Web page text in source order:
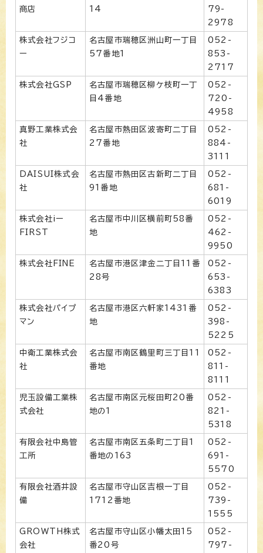
商店
14
79-
2978
株式会社フジコ
ー
名古屋市瑞穂区洲山町一丁目
57番地1
052-
853-
2717
株式会社GSP
名古屋市瑞穂区柳ケ枝町一丁
目4番地
052-
720-
4958
真野工業株式会
社
名古屋市熱田区波寄町二丁目
27番地
052-
884-
3111
DAISUI株式会
社
名古屋市熱田区古新町二丁目
91番地
052-
681-
6019
株式会社iー
FIRST
名古屋市中川区横前町58番
地
052-
462-
9950
株式会社FINE
名古屋市港区津金二丁目11番
28号
052-
653-
6383
株式会社パイプ
マン
名古屋市港区六軒家1431番
地
052-
398-
5225
中衛工業株式会
社
名古屋市南区鶴里町三丁目11
番地
052-
811-
8111
児玉設備工業株
式会社
名古屋市南区元桜田町20番
地の1
052-
821-
5318
有限会社中島管
工所
名古屋市南区五条町二丁目1
番地の163
052-
691-
5570
有限会社酒井設
備
名古屋市守山区吉根一丁目
1712番地
052-
739-
1555
GROWTH株式
会社
名古屋市守山区小幡太田15
番20号
052-
797-